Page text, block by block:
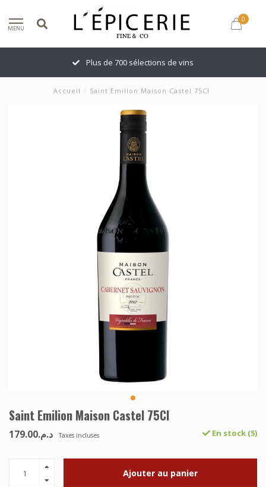
MENU
0
Plus de 700 sélections de vins
Accueil / Saint Emilion Maison Castel 75Cl
Saint Emilion Maison Castel 75Cl
د.م.179.00 Taxes incluses En stock (5)
Ajouter au panier